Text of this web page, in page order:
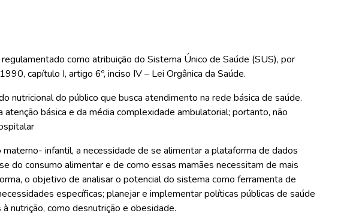
como atribuição do Sistema Único de Saúde (SUS), por
capítulo I, artigo 6º, inciso IV – Lei Orgânica da Saúde.
nutricional do público que busca atendimento na rede básica de saúde.
básica e da média complexidade ambulatorial; portanto, não
infantil, a necessidade de se alimentar a plataforma de dados
do consumo alimentar e de como essas mamães necessitam de mais
o objetivo de analisar o potencial do sistema como ferramenta de
específicas; planejar e implementar políticas públicas de saúde
nutrição, como desnutrição e obesidade.